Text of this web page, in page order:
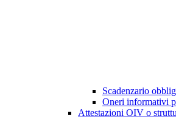
Scadenzario
Oneri informativi
Attestazioni OIV o